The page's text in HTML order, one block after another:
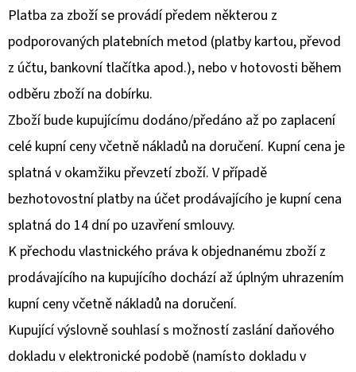
Platba za zboží se provádí předem některou z
podporovaných platebních metod (platby kartou, převod
z účtu, bankovní tlačítka apod.), nebo v hotovosti během
odběru zboží na dobírku.
Zboží bude kupujícímu dodáno/předáno až po zaplacení
celé kupní ceny včetně nákladů na doručení. Kupní cena je
splatná v okamžiku převzetí zboží. V případě
bezhotovostní platby na účet prodávajícího je kupní cena
splatná do 14 dní po uzavření smlouvy.
K přechodu vlastnického práva k objednanému zboží z
prodávajícího na kupujícího dochází až úplným uhrazením
kupní ceny včetně nákladů na doručení.
Kupující výslovně souhlasí s možností zaslání daňového
dokladu v elektronické podobě (namísto dokladu v